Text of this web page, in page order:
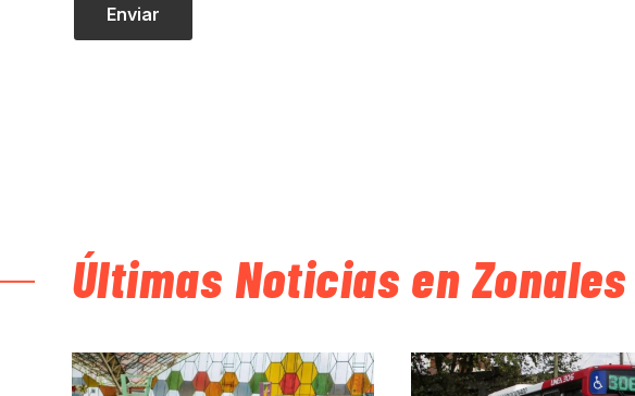
Últimas Noticias en Zonales